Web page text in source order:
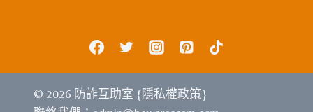
© 2026 防詐互助室 { 隱私權政策}